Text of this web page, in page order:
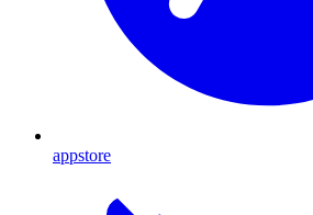
appstore